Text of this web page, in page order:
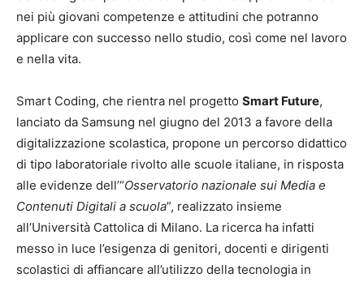
nei più giovani competenze e attitudini che potranno
applicare con successo nello studio, così come nel lavoro
e nella vita.
Smart Coding, che rientra nel progetto Smart Future,
lanciato da Samsung nel giugno del 2013 a favore della
digitalizzazione scolastica, propone un percorso didattico
di tipo laboratoriale rivolto alle scuole italiane, in risposta
alle evidenze dell’“Osservatorio nazionale sui Media e
Contenuti Digitali a scuola”, realizzato insieme
all’Università Cattolica di Milano. La ricerca ha infatti
messo in luce l’esigenza di genitori, docenti e dirigenti
scolastici di affiancare all’utilizzo della tecnologia in